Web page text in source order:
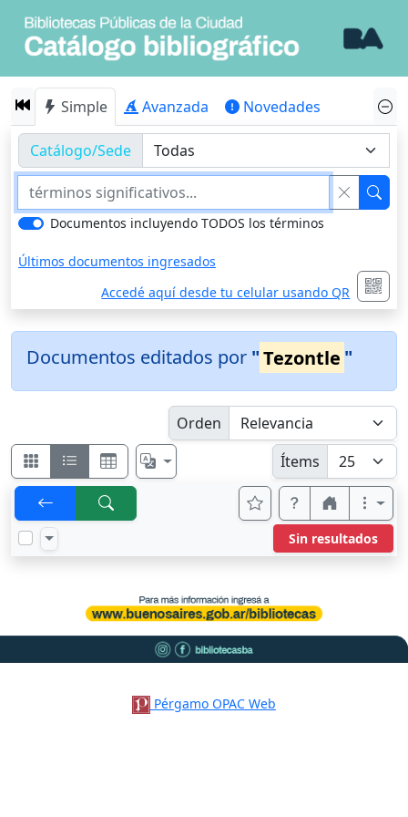
Simple Avanzada Novedades
Catálogo/Sede
Documentos incluyendo TODOS los términos
Últimos documentos ingresados
Accedé aquí desde tu celular usando QR
Documentos editados por "Tezontle "
Orden
Ítems
Sin resultados
Pérgamo OPAC Web